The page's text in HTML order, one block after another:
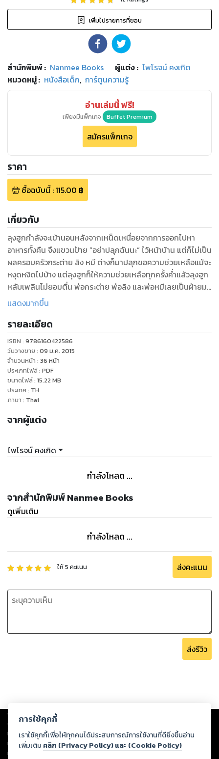
เพิ่มไปรายการที่ชอบ
สำนักพิมพ์: Nanmee Books ผู้แต่ง : ไพโรจน์ คงเกิด
หมวดหมู่: หนังสือเด็ก, การ์ตูนความรู้
อ่านเล่มนี้ ฟรี!
เพียงมีแพ็กเกจ Buffet Premium
สมัครแพ็กเกจ
ราคา
ซื้อฉบับนี้:115.00 ฿
เกี่ยวกับ
ลุงฮูกกำลังจะเข้านอนหลังจากเหน็ดเหนื่อยจากการออกไปหา
อาหารทั้งคืน จึงแขวนป้าย “อย่าปลุกฉันนะ” ไว้หน้าบ้าน แต่ก็ไม่เป็น
ผลครอบครัวกระต่าย ลิง หมี ต่างก็มาปลุกขอความช่วยเหลือแม้จะ
หงุดหงิดไปบ้าง แต่ลุงฮูกก็ให้ความช่วยเหลือทุกครั้งค่ำแล้วลุงฮูก
หลับเพลินไม่ยอมตื่น พ่อกระต่าย พ่อลิง และพ่อหมีเลยเป็นฝ่ายมา
ปลุกลุงฮูกบ้าง ลุงฮูกกล่าวขอบใจ แล้วรีบบินออกไปหาอาหาร
แสดงมากขึ้น
รายละเอียด
ISBN : 9786160422586
วันวางขาย : 09 ม.ค. 2015
จำนวนหน้า : 36 หน้า
ประเภทไฟล์: PDF
ขนาดไฟล์: 15.22 MB
ประเทศ: TH
ภาษา : Thai
จากผู้แต่ง
ไพโรจน์ คงเกิด
กำลังโหลด ...
จากสำนักพิมพ์ Nanmee Books
ดูเพิ่มเติม
กำลังโหลด ...
ให้5 คะแนน ส่งคะแนน
ส่งรีวิว
Copyright © 2026
ต่อผลงานหรือเนื้อหาใดที่อัปโหลดผ่านเว็บไซต์และปรากฏว่าละเมิดสิทธิใน
ทรัพย์สินทางปัญญาของบุคคลอื่นหรือขัดต่อกฎหมายและศีลธรรม ดังนั้น ผู้อ่าน
ทุกท่านโปรดใช้วิจารณญาณในการกลั่นกรองด้วยตนเอง และหากท่านพบว่าส่วน
หนึ่งส่วนใดขัดต่อกฎหมายและศีลธรรม กรุณาแจ้งมายังบริษัท เพื่อทีมงานจะได้
การใช้คุกกี้
เราใช้คุกกี้เพื่อให้ทุกคนได้ประสบการณ์การใช้งานที่ดียิ่งขึ้นอ่าน
เพิ่มเติม คลิก (Privacy Policy) และ (Cookie Policy)